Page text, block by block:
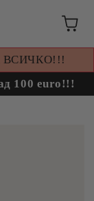
ВСИЧКО!!!
100 euro!!!